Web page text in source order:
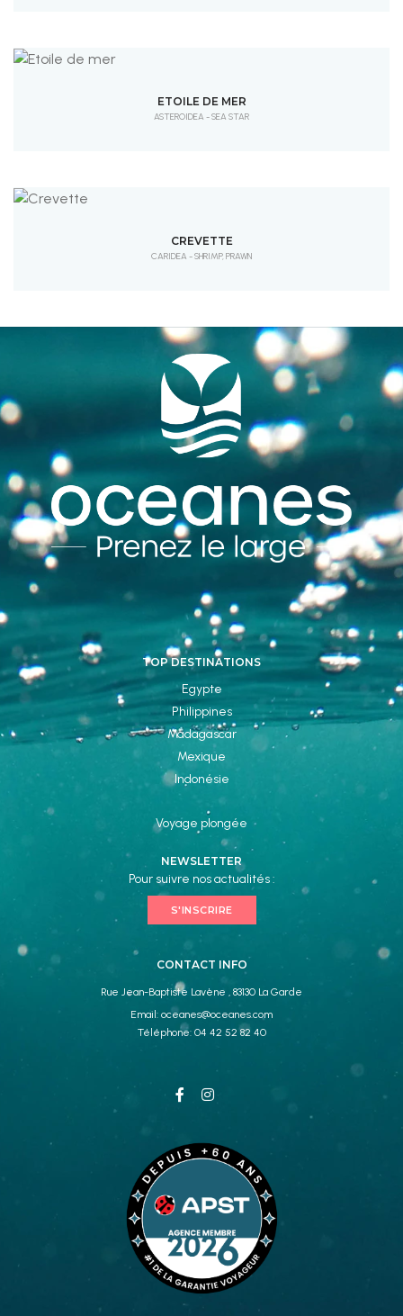
ETOILE DE MER
ASTEROIDEA - SEA STAR
CREVETTE
CARIDEA - SHRIMP, PRAWN
TOP DESTINATIONS
Egypte
Philippines
Madagascar
Mexique
Indonésie
Voyage plongée
NEWSLETTER
Pour suivre nos actualités :
S'INSCRIRE
CONTACT INFO
Rue Jean-Baptiste Lavène , 83130 La Garde
Email: oceanes@oceanes.com
Téléphone: 04 42 52 82 40